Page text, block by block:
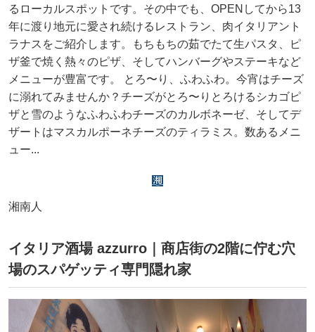
るローカルスポットです。その中でも、OPENしてから13
年に渡り地元に愛され続けるレストラン、肉イタリアント
ラナスをご紹介します。もちもちの茹でたて生パスタ、ピ
ザ釜で焼く熱々のピザ、そしてハンバーグやステーキなど
メニューが豊富です。 とろ〜り、ふわふわ。今宵はチーズ
に溺れてみませんか？チーズがとろ〜りとろけるシカゴピ
ザと雪のようなふわふわチーズのカルボネーゼ、そしてデ
ザートはマスカルポーネチーズのティラミス。数あるメニ
ュー...
湘南人
イタリア酒場 azzurro｜商店街の2階に佇む穴
場のスパゲッティ専門隠れ家